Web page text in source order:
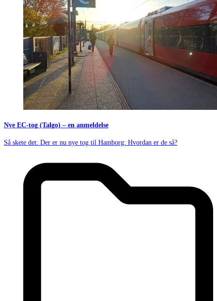
Nye EC-tog (Talgo) – en anmeldelse
Så skete det: Der er nu nye tog til Hamborg: Hvordan er de så?